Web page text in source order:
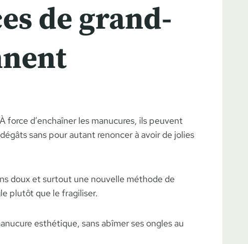
de grand-
d’enchaîner les manucures, ils peuvent
sans pour autant renoncer à avoir de jolies
doux et surtout une nouvelle méthode de
plutôt que le fragiliser.
esthétique, sans abîmer ses ongles au